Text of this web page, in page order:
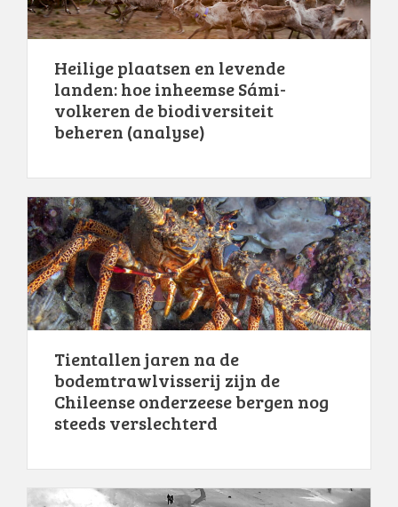
Heilige plaatsen en levende
landen: hoe inheemse Sámi-
volkeren de biodiversiteit
beheren (analyse)
Tientallen jaren na de
bodemtrawlvisserij zijn de
Chileense onderzeese bergen nog
steeds verslechterd